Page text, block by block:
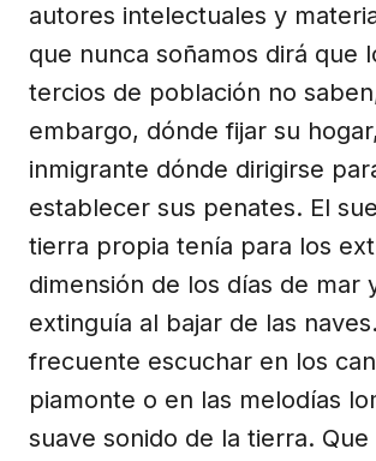
autores intelectuales y
que nunca soñamos dirá que
tercios de población no
embargo, dónde fijar su
inmigrante dónde dirigirse
establecer sus penates. El
tierra propia tenía para los
dimensión de los días de mar
extinguía al bajar de las
frecuente escuchar en los
piamonte o en las melodías
suave sonido de la tierra. Que